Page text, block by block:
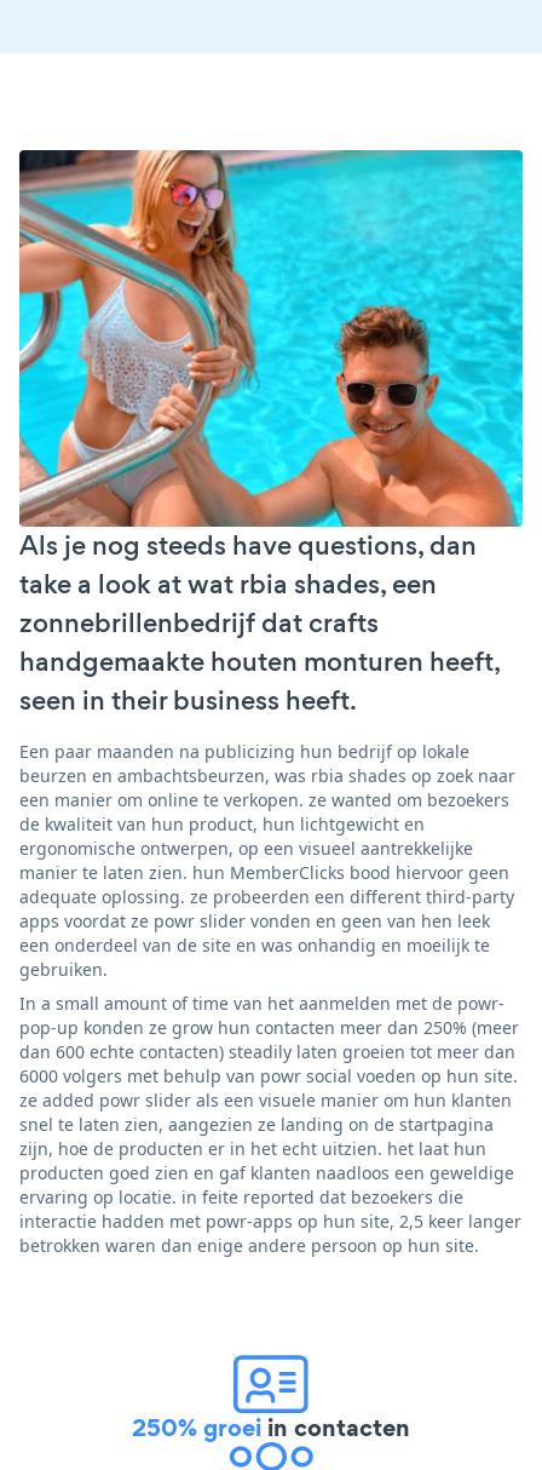
Als je nog steeds have questions, dan
take a look at wat rbia shades, een
zonnebrillenbedrijf dat crafts
handgemaakte houten monturen heeft,
seen in their business heeft.
Een paar maanden na publicizing hun bedrijf op lokale
beurzen en ambachtsbeurzen, was rbia shades op zoek naar
een manier om online te verkopen. ze wanted om bezoekers
de kwaliteit van hun product, hun lichtgewicht en
ergonomische ontwerpen, op een visueel aantrekkelijke
manier te laten zien. hun MemberClicks bood hiervoor geen
adequate oplossing. ze probeerden een different third-party
apps voordat ze powr slider vonden en geen van hen leek
een onderdeel van de site en was onhandig en moeilijk te
gebruiken.
In a small amount of time van het aanmelden met de powr-
pop-up konden ze grow hun contacten meer dan 250% (meer
dan 600 echte contacten) steadily laten groeien tot meer dan
6000 volgers met behulp van powr social voeden op hun site.
ze added powr slider als een visuele manier om hun klanten
snel te laten zien, aangezien ze landing on de startpagina
zijn, hoe de producten er in het echt uitzien. het laat hun
producten goed zien en gaf klanten naadloos een geweldige
ervaring op locatie. in feite reported dat bezoekers die
interactie hadden met powr-apps op hun site, 2,5 keer langer
betrokken waren dan enige andere persoon op hun site.
250% groei in contacten